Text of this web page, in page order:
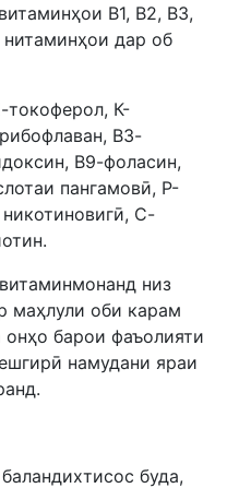
В1, В2, ВЗ,
дар об
токоферол, К-
ВЗ-
В9-фоласин,
пангамовӣ, Р-
С-
низ
маҳлули оби карам
барои фаъолияти
намудани яраи
буда,